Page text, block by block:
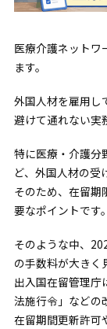
医療介護ネットワ
ます。
外国人材を雇用し
避けて通れない実
特に医療・介護分
ど、外国人材の受
そのため、在留期
要なポイントです。
そのような中、
の手数料が大きく
出入国在留管理庁
法施行令」などの
在留期間更新許可